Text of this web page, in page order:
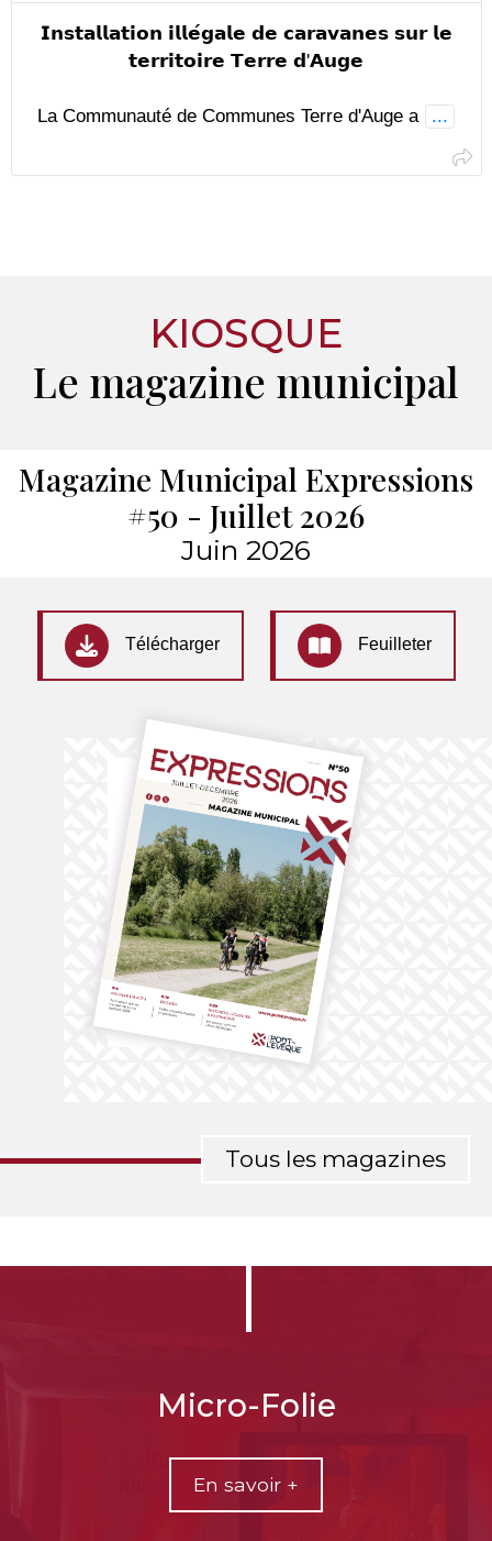
𝗜𝗻𝘀𝘁𝗮𝗹𝗹𝗮𝘁𝗶𝗼𝗻 𝗶𝗹𝗹𝗲́𝗴𝗮𝗹𝗲 𝗱𝗲 𝗰𝗮𝗿𝗮𝘃𝗮𝗻𝗲𝘀 𝘀𝘂𝗿 𝗹𝗲
𝘁𝗲𝗿𝗿𝗶𝘁𝗼𝗶𝗿𝗲 𝗧𝗲𝗿𝗿𝗲 𝗱'𝗔𝘂𝗴𝗲
La Communauté de Communes Terre d'Auge a ...
KIOSQUE
Le magazine municipal
Magazine Municipal Expressions
#50 - Juillet 2026
Juin 2026
Télécharger Feuilleter
Tous les magazines
Micro-Folie
En savoir +